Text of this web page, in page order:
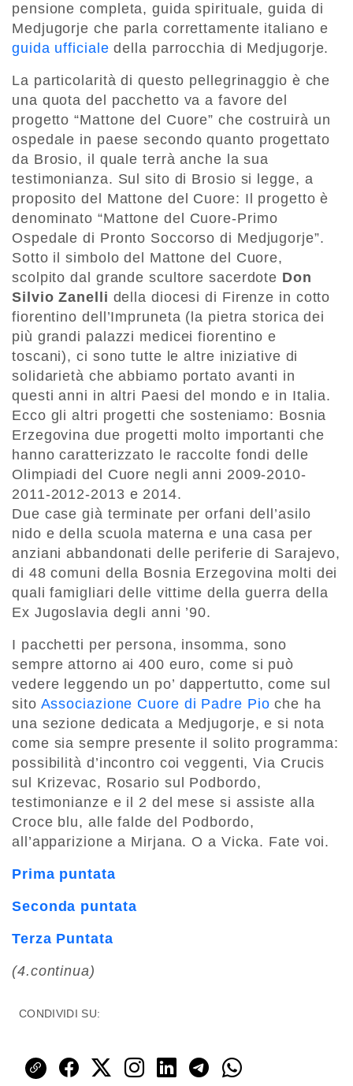
pensione completa, guida spirituale, guida di
Medjugorje che parla correttamente italiano e
guida ufficiale della parrocchia di Medjugorje.
La particolarità di questo pellegrinaggio è che
una quota del pacchetto va a favore del
progetto “Mattone del Cuore” che costruirà un
ospedale in paese secondo quanto progettato
da Brosio, il quale terrà anche la sua
testimonianza. Sul sito di Brosio si legge, a
proposito del Mattone del Cuore: Il progetto è
denominato “Mattone del Cuore-Primo
Ospedale di Pronto Soccorso di Medjugorje”.
Sotto il simbolo del Mattone del Cuore,
scolpito dal grande scultore sacerdote Don
Silvio Zanelli della diocesi di Firenze in cotto
fiorentino dell’Impruneta (la pietra storica dei
più grandi palazzi medicei fiorentino e
toscani), ci sono tutte le altre iniziative di
solidarietà che abbiamo portato avanti in
questi anni in altri Paesi del mondo e in Italia.
Ecco gli altri progetti che sosteniamo: Bosnia
Erzegovina due progetti molto importanti che
hanno caratterizzato le raccolte fondi delle
Olimpiadi del Cuore negli anni 2009-2010-
2011-2012-2013 e 2014.
Due case già terminate per orfani dell’asilo
nido e della scuola materna e una casa per
anziani abbandonati delle periferie di Sarajevo,
di 48 comuni della Bosnia Erzegovina molti dei
quali famigliari delle vittime della guerra della
Ex Jugoslavia degli anni ’90.
I pacchetti per persona, insomma, sono
sempre attorno ai 400 euro, come si può
vedere leggendo un po’ dappertutto, come sul
sito Associazione Cuore di Padre Pio che ha
una sezione dedicata a Medjugorje, e si nota
come sia sempre presente il solito programma:
possibilità d’incontro coi veggenti, Via Crucis
sul Krizevac, Rosario sul Podbordo,
testimonianze e il 2 del mese si assiste alla
Croce blu, alle falde del Podbordo,
all’apparizione a Mirjana. O a Vicka. Fate voi.
Prima puntata
Seconda puntata
Terza Puntata
(4.continua)
CONDIVIDI SU: